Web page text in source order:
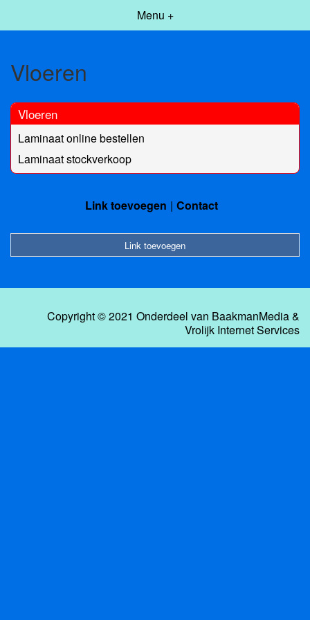
Menu +
Vloeren
Vloeren
Laminaat online bestellen
Laminaat stockverkoop
Link toevoegen Contact
Link toevoegen
Copyright © 2021 Onderdeel van BaakmanMedia&
Vrolijk Internet Services